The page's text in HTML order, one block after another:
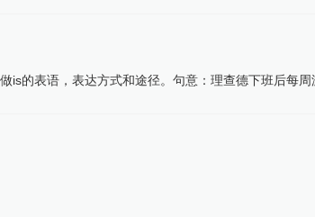
is的表语，表达方式和途径。句意：理查德下班后每周